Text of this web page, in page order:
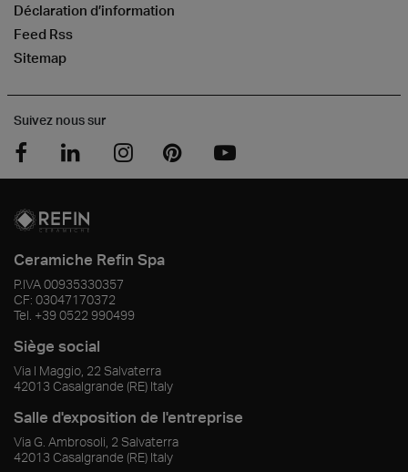
Déclaration d’information
Feed Rss
Sitemap
Suivez nous sur
Ceramiche Refin Spa
P.IVA00935330357
CF: 03047170372
Tel. +39 0522 990499
Siège social
Via I Maggio, 22 Salvaterra
42013 Casalgrande (RE) Italy
Salle d'exposition de l'entreprise
Via G. Ambrosoli, 2 Salvaterra
42013 Casalgrande (RE) Italy